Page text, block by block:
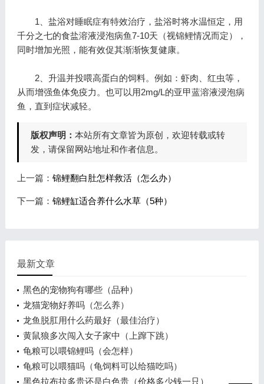
1、盐浴对睡眠症有特效治疗，盐浴时将水温恒定，用
千分之七的食盐溶液浸泡病鱼7-10天（视锦鲤情况而定），
同时增加光照，能有效促其渐渐恢复健康。
2、升温并投喂高蛋白的饲料。例如：虾肉、红虫等，
从而增强鱼体免疫力。也可以用2mg/L的亚甲蓝溶液浸泡病
鱼，直到症状减轻。
版权声明： 本站所有文章皆为原创，欢迎转载或转
发，请保留网站地址和作者信息。
上一篇： 锦鲤翻白肚怎样救活（怎么办）
下一篇： 锦鲤缸适合养什么水草（5种）
最新文章
黑色的宠物狗有哪些（品种）
龙猫宠物好养吗（怎么养）
龙鱼脱肛用什么药最好（最佳治疗）
黄鼠狼多次闯入女子家中（上蹿下跳）
龟粮可以喂锦鲤吗（会怎样）
龟粮可以喂猫吗（龟饲料可以给猫吃吗）
黑色拉布拉多贵还是白色贵（价格多少钱一只）